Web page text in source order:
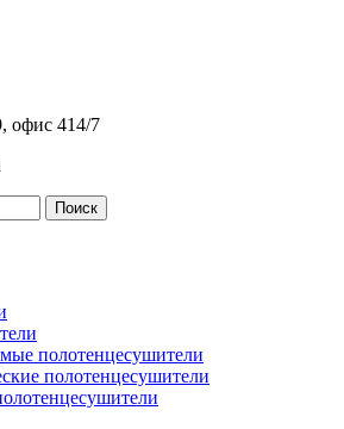
офис 414/7
Поиск
полотенцесушители
полотенцесушители